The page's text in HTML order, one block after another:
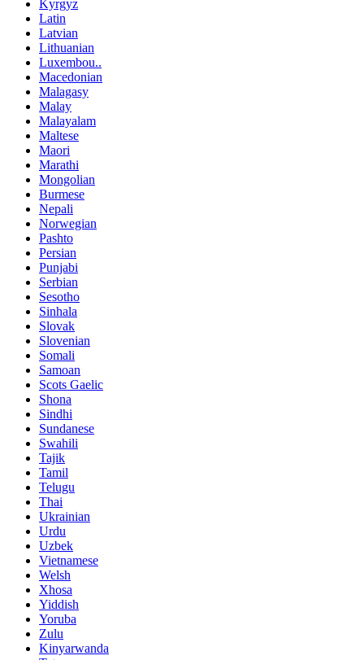
Kyrgyz
Latin
Latvian
Lithuanian
Luxembou..
Macedonian
Malagasy
Malay
Malayalam
Maltese
Maori
Marathi
Mongolian
Burmese
Nepali
Norwegian
Pashto
Persian
Punjabi
Serbian
Sesotho
Sinhala
Slovak
Slovenian
Somali
Samoan
Scots Gaelic
Shona
Sindhi
Sundanese
Swahili
Tajik
Tamil
Telugu
Thai
Ukrainian
Urdu
Uzbek
Vietnamese
Welsh
Xhosa
Yiddish
Yoruba
Zulu
Kinyarwanda